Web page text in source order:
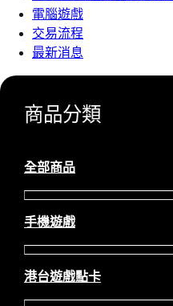
電腦遊戲
交易流程
最新消息
商品分類
全部商品
手機遊戲
港台遊戲點卡